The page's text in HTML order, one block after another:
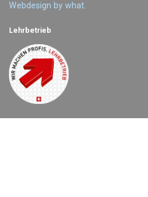
Webdesign by what.
Lehrbetrieb